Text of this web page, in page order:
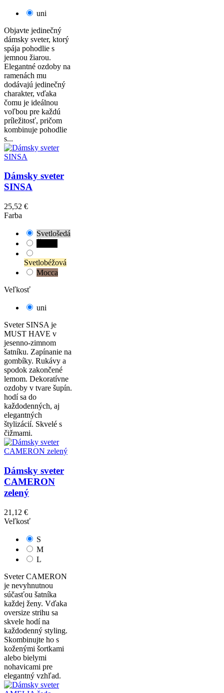
uni
Objavte jedinečný
dámsky sveter, ktorý
spája pohodlie s
jemnou žiarou.
Elegantné ozdoby na
ramenách mu
dodávajú jedinečný
charakter, vďaka
čomu je ideálnou
voľbou pre každú
príležitosť, pričom
kombinuje pohodlie
s...
Dámsky sveter
SINSA
25,52 €
Farba
Svetlošedá
Svetlobéžová
Mocca
Veľkosť
uni
Sveter SINSA je
MUST HAVE v
jesenno-zimnom
šatníku. Zapínanie na
gombíky. Rukávy a
spodok zakončené
lemom. Dekoratívne
ozdoby v tvare šupín.
hodí sa do
každodenných, aj
elegantných
štylizácií. Skvelé s
čižmami.
Dámsky sveter
CAMERON
zelený
21,12 €
Veľkosť
S
M
L
Sveter CAMERON
je nevyhnutnou
súčasťou šatníka
každej ženy. Vďaka
oversize strihu sa
skvele hodí na
každodenný styling.
Skombinujte ho s
koženými šortkami
alebo bielymi
nohavicami pre
elegantný vzhľad.